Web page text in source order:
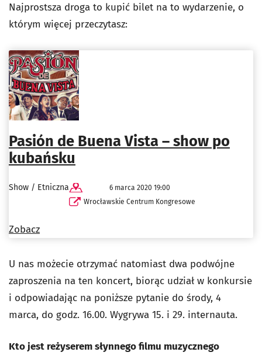
Najprostsza droga to kupić bilet na to wydarzenie, o
którym więcej przeczytasz:
Pasión de Buena Vista – show po
kubańsku
Show / Etniczna
6 marca 2020 19:00
Wrocławskie Centrum Kongresowe
Zobacz
U nas możecie otrzymać natomiast dwa podwójne
zaproszenia na ten koncert, biorąc udział w konkursie
i odpowiadając na poniższe pytanie do środy, 4
marca, do godz. 16.00. Wygrywa 15. i 29. internauta.
Kto jest reżyserem słynnego filmu muzycznego